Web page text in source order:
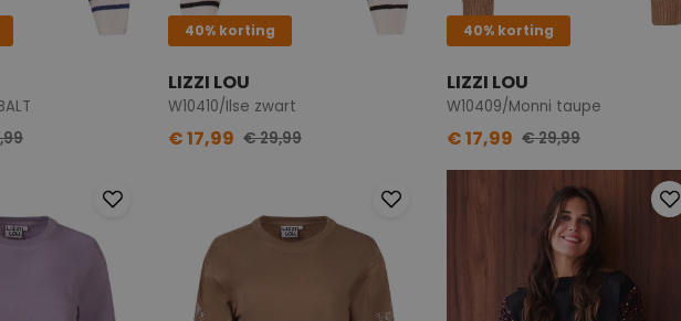
40% korting
LIZZI LOU
W10410/Ilse zwart
€ 17,99 € 29,99
40% korting
LIZZI LOU
W10409/Monni taupe
€ 17,99 € 29,99